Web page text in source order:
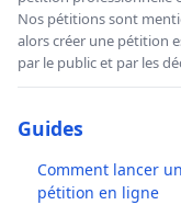
Nos pétitions sont
alors créer une pétition
par le public et par les
Guides
Comment lancer
pétition en ligne